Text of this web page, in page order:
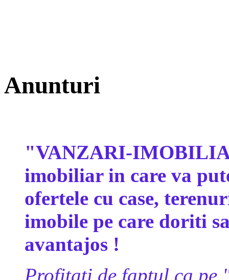
Anunturi
"VANZARI-
imobiliar in care va
ofertele cu case,
imobile pe care doriti
avantajos !
Profitati de faptul ca pe